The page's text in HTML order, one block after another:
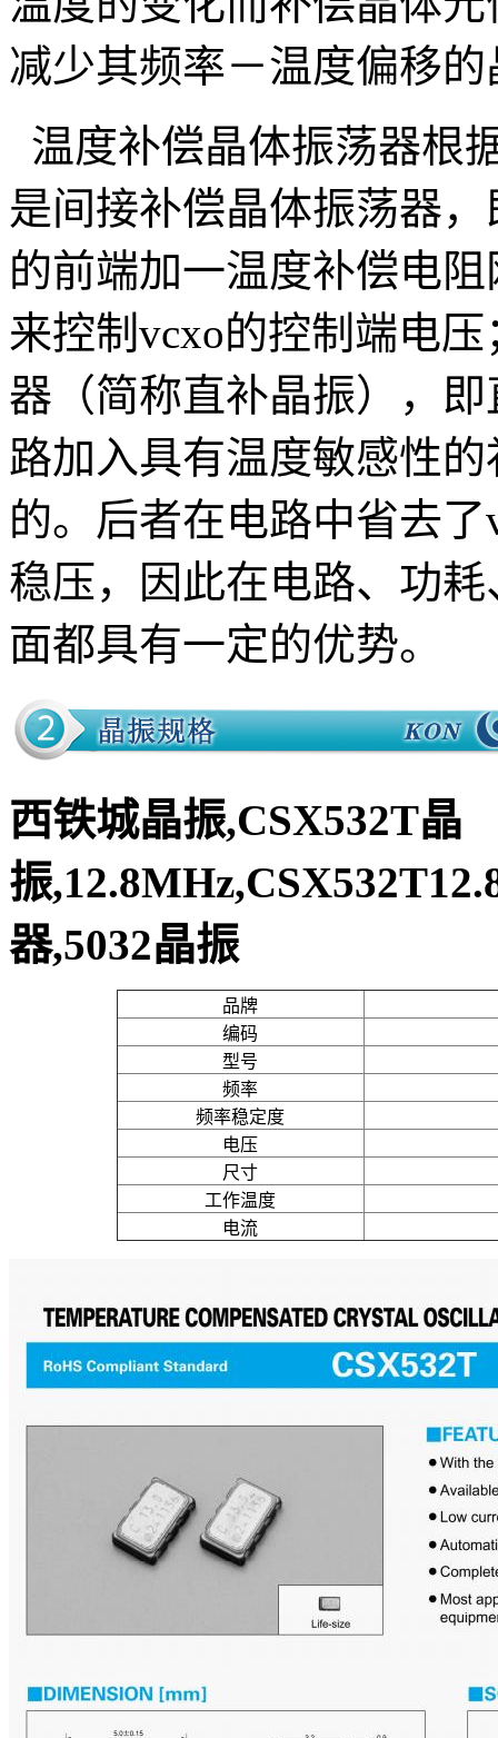
减少其频率－温度偏移
温度补偿晶体振荡器根
是间接补偿晶体振荡器
的前端加一温度补偿电
来控制vcxo的控制端电
器（简称直补晶振），
路加入具有温度敏感性
的。后者在电路中省去
稳压，因此在电路、功
面都具有一定的优势。
西铁城晶振,CSX532T晶
振
器,5032晶振
品牌
编码
型号
频率
频率稳定度
电压
尺寸
工作温度
电流